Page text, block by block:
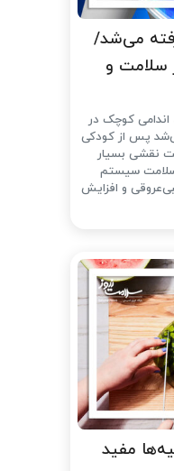
می‌شد/
و
کوچک در
پس از کودکی
نقشی بسیار
سیستم
و افزایش
مفید